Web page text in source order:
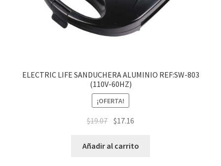
ELECTRIC LIFE SANDUCHERA ALUMINIO REF:SW-803
(110V-60HZ)
¡OFERTA!
$19.07 $17.16
Añadir al carrito